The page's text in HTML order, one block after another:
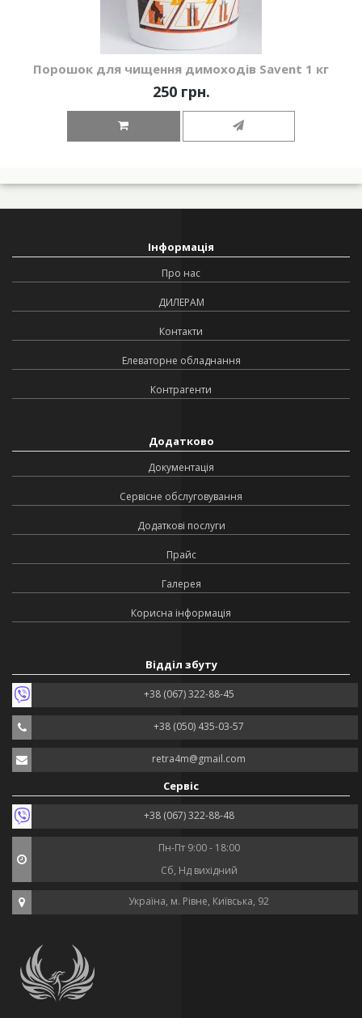
Порошок для чищення димоходів Savent 1 кг
250 грн.
Інформація
Про нас
ДИЛЕРАМ
Контакти
Елеваторне обладнання
Контрагенти
Додатково
Документація
Сервісне обслуговування
Додаткові послуги
Прайс
Галерея
Корисна інформація
Відділ збуту
+38 (067) 322-88-45
+38 (050) 435-03-57
retra4m@gmail.com
Сервіс
+38 (067) 322-88-48
Пн-Пт 9:00 - 18:00
Сб, Нд вихідний
Україна, м. Рівне, Київська, 92